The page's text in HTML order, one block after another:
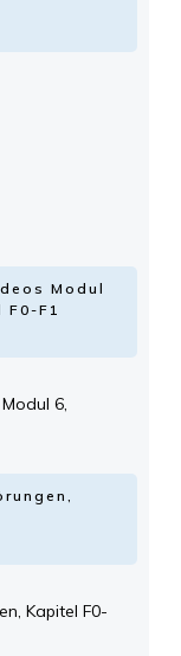
Modul
F0-F1
6,
Kapitel F0-